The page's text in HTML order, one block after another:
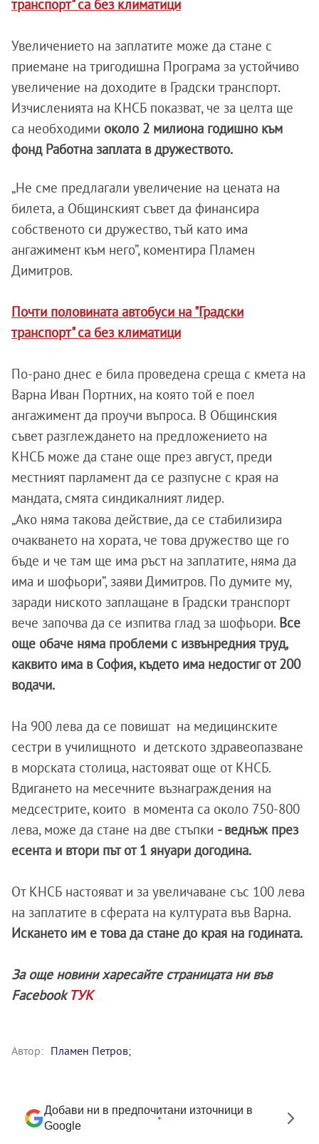
транспорт" са без климатици
Увеличението на заплатите може да стане с
приемане на тригодишна Програма за устойчиво
увеличение на доходите в Градски транспорт.
Изчисленията на КНСБ показват, че за целта ще
са необходими около 2 милиона годишно към
фонд Работна заплата в дружеството.
„Не сме предлагали увеличение на цената на
билета, а Общинският съвет да финансира
собственото си дружество, тъй като има
ангажимент към него”, коментира Пламен
Димитров.
Почти половината автобуси на "Градски
транспорт" са без климатици
По-рано днес е била проведена среща с кмета на
Варна Иван Портних, на която той е поел
ангажимент да проучи въпроса. В Общинския
съвет разглеждането на предложението на
КНСБ може да стане още през август, преди
местният парламент да се разпусне с края на
мандата, смята синдикалният лидер.
„Ако няма такова действие, да се стабилизира
очакването на хората, че това дружество ще го
бъде и че там ще има ръст на заплатите, няма да
има и шофьори”, заяви Димитров. По думите му,
заради ниското заплащане в Градски транспорт
вече започва да се изпитва глад за шофьори. Все
още обаче няма проблеми с извънредния труд,
каквито има в София, където има недостиг от 200
водачи.
На 900 лева да се повишат на медицинските
сестри в училищното и детското здравеопазване
в морската столица, настояват още от КНСБ.
Вдигането на месечните възнаграждения на
медсестрите, които в момента са около 750-800
лева, може да стане на две стъпки - веднъж през
есента и втори път от 1 януари догодина.
От КНСБ настояват и за увеличаване със 100 лева
на заплатите в сферата на културата във Варна.
Искането им е това да стане до края на годината.
За още новини харесайте страницата ни във
FacebookТУК
Автор: Пламен Петров;
Добави ни в предпочитани източници в
Google